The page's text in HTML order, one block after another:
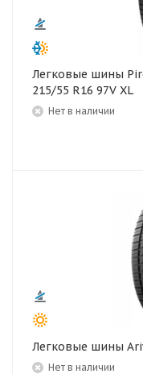
Легковые шины
215/55 R16 97V XL
Нет в наличии
Легковые шины
Нет в наличии